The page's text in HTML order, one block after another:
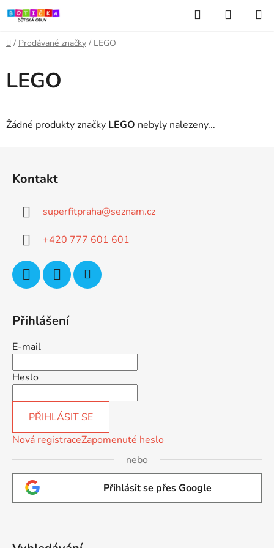
Přejít
na
obsah
Hledat
KOŠÍK
Domů
/ Prodávané značky / LEGO
LEGO
Žádné produkty značky LEGO nebyly nalezeny...
Kontakt
superfitpraha@seznam.cz
+420 777 601 601
Přihlášení
E-mail
Heslo
PŘIHLÁSIT SE
Nová registraceZapomenuté heslo
nebo
Přihlásit se přes Google